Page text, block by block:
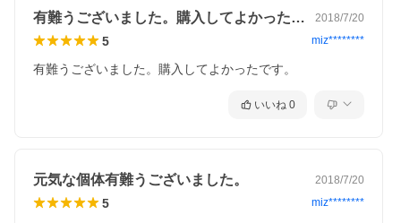
有難うございました。購入してよかったで… 2018/7/20
5 miz********
有難うございました。購入してよかったです。
いいね 0
元気な個体有難うございました。 2018/7/20
5 miz********